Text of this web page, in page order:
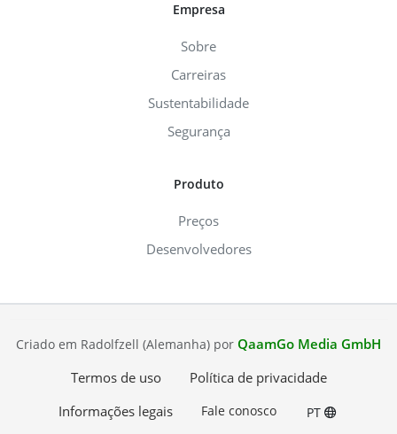
Empresa
Sobre
Carreiras
Sustentabilidade
Segurança
Produto
Preços
Desenvolvedores
Criado em Radolfzell (Alemanha) por QaamGo Media GmbH
Termos de uso
Política de privacidade
Informações legais
Fale conosco PT